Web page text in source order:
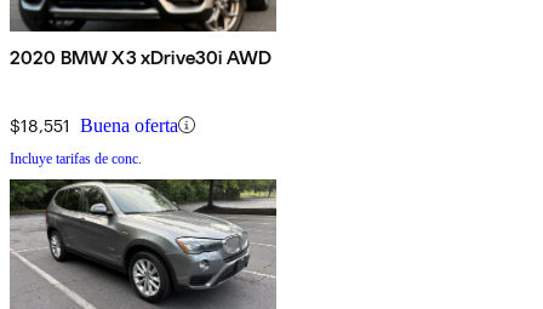
2020 BMW X3 xDrive30i AWD
$18,551 Buena oferta
Incluye tarifas de conc.